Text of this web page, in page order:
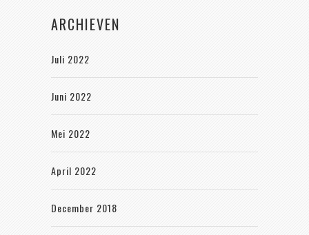
ARCHIEVEN
Juli 2022
Juni 2022
Mei 2022
April 2022
December 2018